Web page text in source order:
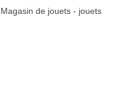
Magasin de jouets - jouets